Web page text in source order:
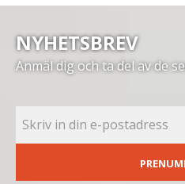
NYHETSBREV
Anmäl dig och ta del av de